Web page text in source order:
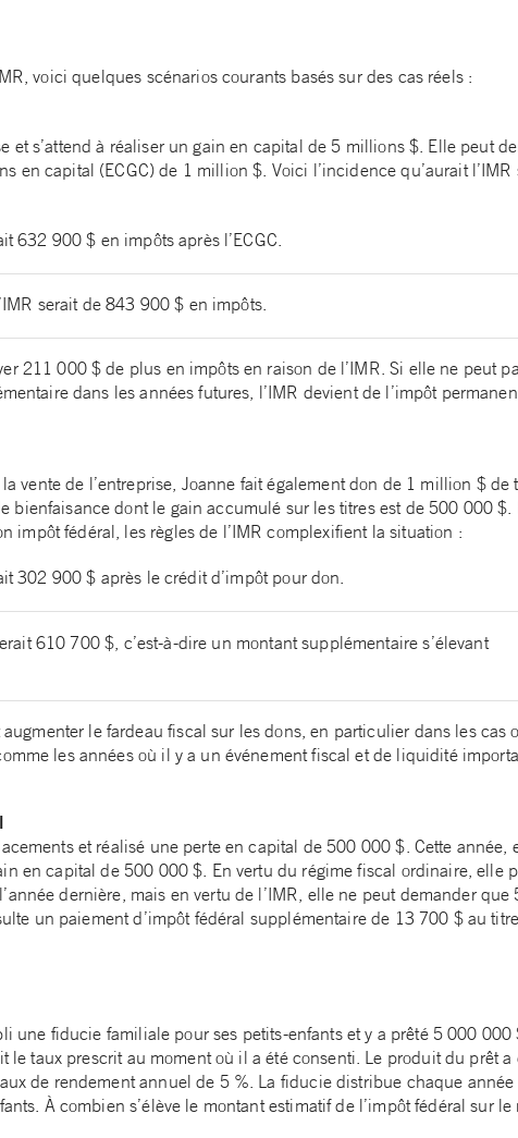
voici quelques scénarios courants basés sur des cas réels :
et s’attend à réaliser un gain en capital de 5 millions $. Elle peut
en capital (ECGC) de 1 million $. Voici l’incidence qu’aurait l’IMR
632 900 $ en impôts après l’ECGC.
serait de 843 900 $ en impôts.
211 000 $ de plus en impôts en raison de l’IMR. Si elle ne peut
dans les années futures, l’IMR devient de l’impôt
vente de l’entreprise, Joanne fait également don de 1 million $ de
bienfaisance dont le gain accumulé sur les titres est de 500 000 $.
impôt fédéral, les règles de l’IMR complexifient la situation :
302 900 $ après le crédit d’impôt pour don.
610 700 $, c’est-à-dire un montant supplémentaire s’élevant
le fardeau fiscal sur les dons, en particulier dans les cas
les années où il y a un événement fiscal et de liquidité
et réalisé une perte en capital de 500 000 $. Cette année,
en capital de 500 000 $. En vertu du régime fiscal ordinaire, elle
dernière, mais en vertu de l’IMR, elle ne peut demander que
un paiement d’impôt fédéral supplémentaire de 13 700 $ au titre
une fiducie familiale pour ses petits-enfants et y a prêté 5 000 000
le taux prescrit au moment où il a été consenti. Le produit du prêt a
de rendement annuel de 5 %. La fiducie distribue chaque année
À combien s’élève le montant estimatif de l’impôt fédéral sur le